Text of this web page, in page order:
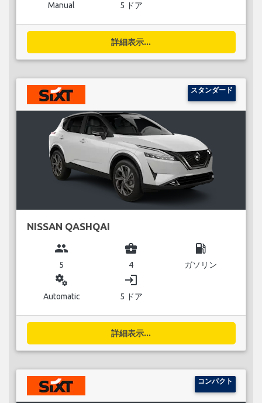
Manual 5 ドア
詳細表示...
スタンダード
NISSAN QASHQAI
group
5
business_center
4
local_gas_station
ガソリン
miscellaneous_services
Automatic
login
5 ドア
詳細表示...
コンパクト